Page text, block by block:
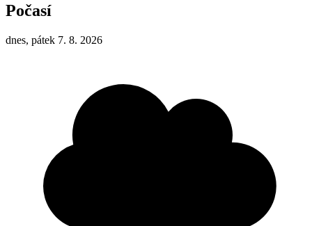
Počasí
dnes, pátek 7. 8. 2026